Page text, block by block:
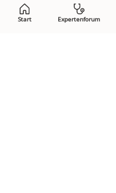
Start Expertenforum